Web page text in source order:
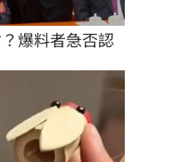
爆料者急否認